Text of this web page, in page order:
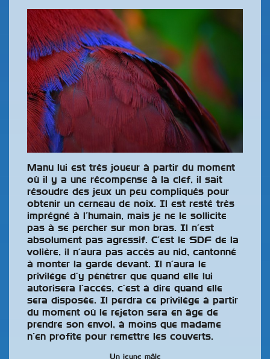
Manu lui est très joueur à partir du moment
où il y a une récompense à la clef, il sait
résoudre des jeux un peu compliqués pour
obtenir un cerneau de noix. Il est resté très
imprégné à l’humain, mais je ne le sollicite
pas à se percher sur mon bras. Il n’est
absolument pas agressif. C’est le SDF de la
volière, il n’aura pas accès au nid, cantonné
à monter la garde devant. Il n’aura le
privilège d’y pénétrer que quand elle lui
autorisera l’accès, c’est à dire quand elle
sera disposée. Il perdra ce privilège à partir
du moment où le rejeton sera en âge de
prendre son envol, à moins que madame
n’en profite pour remettre les couverts.
Un jeune mâle